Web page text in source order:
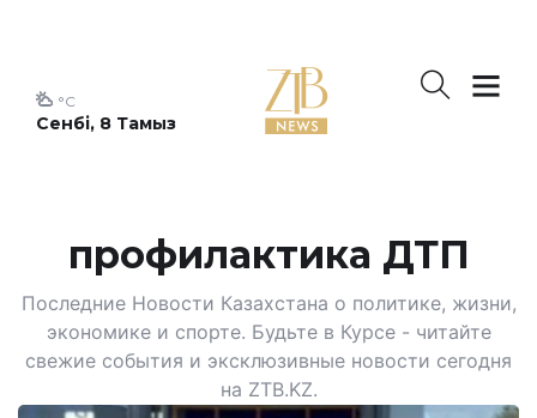
Сенбі, 8 Тамыз
°C
профилактика ДТП
Последние Новости Казахстана о политике, жизни,
экономике и спорте. Будьте в Курсе - читайте
свежие события и эксклюзивные новости сегодня
на ZTB.KZ.